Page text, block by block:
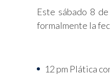
Este sábado 8
formalmente la
12 pm Plática